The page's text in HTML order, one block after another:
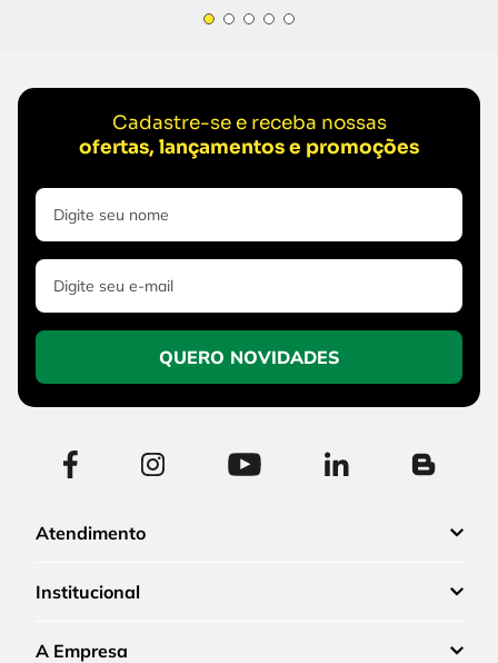
Cadastre-se e receba nossas
ofertas, lançamentos e promoções
QUERO NOVIDADES
Atendimento
Institucional
A Empresa